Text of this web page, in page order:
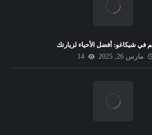
في شيكاغو: أفضل الأحياء لزيارتك
مارس 26, 2025
14